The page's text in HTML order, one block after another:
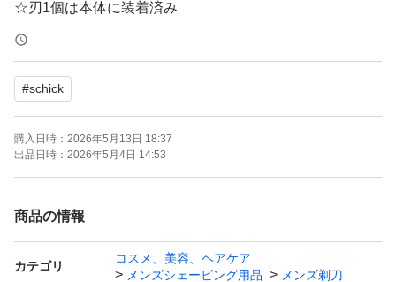
☆刃1個は本体に装着済み
☆刃の総数は『1』です
お間違えなきよう、ご検討願います
写真5.6枚目パッケージサンプルです
写真4枚目のように、保護キャップ付きです
ハイドロシリーズの敏感肌用です
他のシックシリーズの替刃もご使用頂けます
#schick
購入日時： 2026年5月13日 18:37
出品日時： 2026年5月4日 14:53
商品の情報
カテゴリ
コスメ、美容、ヘアケア
メンズシェービング用品
メンズ剃刀